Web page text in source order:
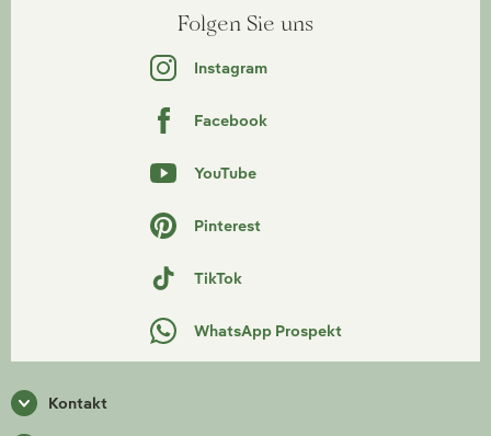
Folgen Sie uns
Instagram
Facebook
YouTube
Pinterest
TikTok
WhatsApp Prospekt
Kontakt